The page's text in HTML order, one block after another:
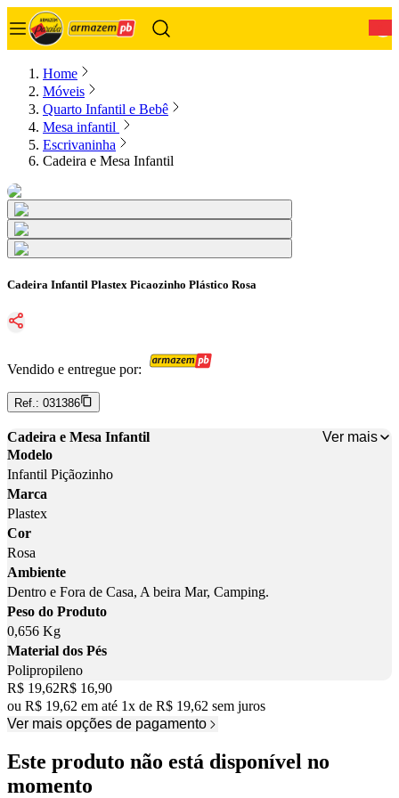
Home
Móveis
Quarto Infantil e Bebê
Mesa infantil
Escrivaninha
Cadeira e Mesa Infantil
Cadeira Infantil Plastex Picaozinho Plástico Rosa
Vendido e entregue por:
Ref.: 031386
Cadeira e Mesa Infantil
Ver mais
Modelo
Infantil Piçãozinho
Marca
Plastex
Cor
Rosa
Ambiente
Dentro e Fora de Casa, A beira Mar, Camping.
Peso do Produto
0,656 Kg
Material dos Pés
Polipropileno
Original price:
R$ 19,62Price:
R$ 16,90
ou R$ 19,62 em até 1x de R$ 19,62 sem juros
Ver mais opções de pagamento
Este produto não está disponível no
momento